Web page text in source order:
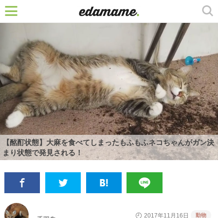
【酩酊状態】大麻を食べてしまったもふもふネコちゃんがガン決
まり状態で発見される！
2017年11月16日 動物